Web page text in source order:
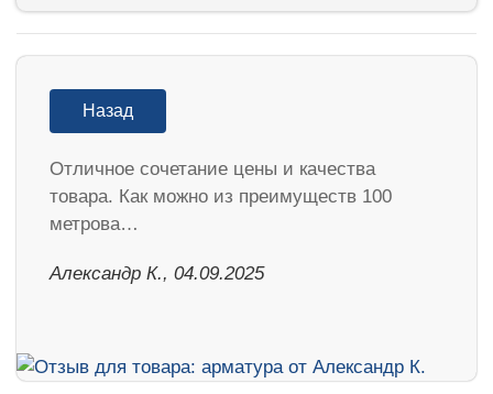
Назад
Отличное сочетание цены и качества
товара. Как можно из преимуществ 100
метрова…
Александр К., 04.09.2025